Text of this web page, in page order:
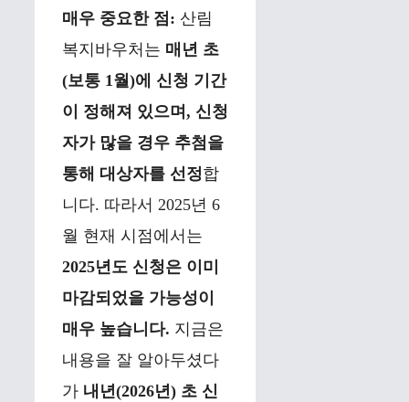
매우 중요한 점: 산림
복지바우처는 매년 초
(보통 1월)에 신청 기간
이 정해져 있으며, 신청
자가 많을 경우 추첨을
통해 대상자를 선정합
니다. 따라서 2025년 6
월 현재 시점에서는
2025년도 신청은 이미
마감되었을 가능성이
매우 높습니다. 지금은
내용을 잘 알아두셨다
가 내년(2026년) 초 신